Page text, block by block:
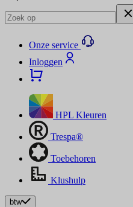
Onze service
Inloggen
HPL Kleuren
Trespa®
Toebehoren
Klushulp
btw